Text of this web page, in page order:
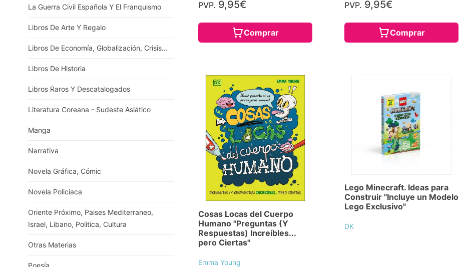
La Guerra Civil Española Y El Franquismo
Libros De Arte Y Regalo
Libros De Economía, Globalización, Crisis...
Libros De Historia
Libros Raros Y Descatalogados
Literatura Coreana - Sudeste Asiático
Manga
Narrativa
Novela Gráfica, Cómic
Novela Policiaca
Oriente Próximo, Paises Mediterraneo,
Israel, Libano, Politica, Cultura
Otras Materias
PVP. 9,95€
Comprar
PVP. 9,95€
Comprar
Cosas Locas del Cuerpo
Humano "Preguntas (Y
Respuestas) Increíbles...
pero Ciertas"
Emma Young
Lego Minecraft. Ideas para
Construir "Incluye un Modelo
Lego Exclusivo"
DK